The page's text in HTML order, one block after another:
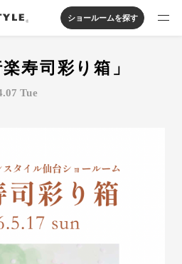
ショールームを探す
寿司彩り箱」
Tue